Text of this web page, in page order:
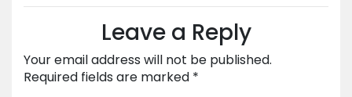
Leave a Reply
Your email address will not be published.
Required fields are marked *